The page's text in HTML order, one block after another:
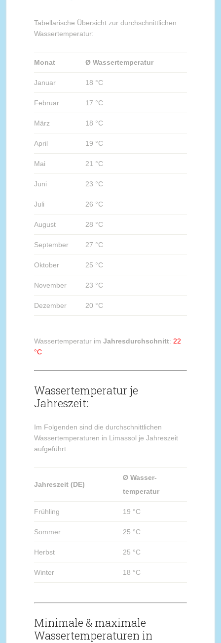
Tabellarische Übersicht zur durchschnittlichen
Wassertemperatur:
Monat Ø Wassertemperatur
Januar 18 °C
Februar 17 °C
März 18 °C
April 19 °C
Mai 21 °C
Juni 23 °C
Juli 26 °C
August 28 °C
September 27 °C
Oktober 25 °C
November 23 °C
Dezember 20 °C
Wassertemperatur im Jahresdurchschnitt: 22
°C
Wassertemperatur je
Jahreszeit:
Im Folgenden sind die durchschnittlichen
Wassertemperaturen in Limassol je Jahreszeit
aufgeführt.
Jahreszeit (DE)
Ø Wasser-
temperatur
Frühling 19 °C
Sommer 25 °C
Herbst 25 °C
Winter 18 °C
Minimale & maximale
Wassertemperaturen in